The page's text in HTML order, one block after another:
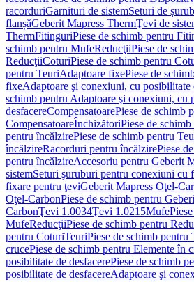
racorduriGarnituri de sistemSeturi de
flanșăGeberit Mapress ThermŢevi de
ThermFitinguriPiese de schimb pentru
schimb pentru MufeReducţiiPiese de
ReducţiiCoturiPiese de schimb pentru
pentru TeuriAdaptoare fixePiese de
fixeAdaptoare şi conexiuni, cu posibilitate
schimb pentru Adaptoare şi conexiuni, cu
desfacereCompensatoarePiese de schimb
CompensatoareÎnchizătoriPiese de
pentru încălzirePiese de schimb pentru
încălzireRacorduri pentru încălzirePiese
pentru încălzireAccesoriu pentru Geberit
sistemSeturi şuruburi pentru conexiuni cu
fixare pentru ţeviGeberit Mapress Oţel-
Oţel-CarbonPiese de schimb pentru
CarbonŢevi 1.0034Ţevi 1.0215Mufe
MufeReducţiiPiese de schimb pentru
pentru CoturiTeuriPiese de schimb pentru
crucePiese de schimb pentru Elemente în
posibilitate de desfacerePiese de schimb
posibilitate de desfacereAdaptoare şi